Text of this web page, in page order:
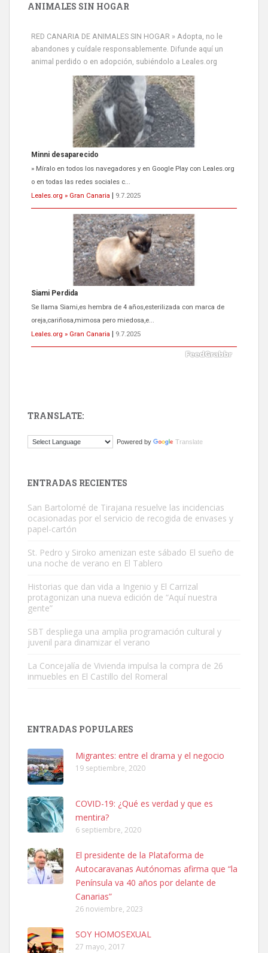
ANIMALES SIN HOGAR
RED CANARIA DE ANIMALES SIN HOGAR » Adopta, no le
abandones y cuídale responsablemente. Difunde aquí un
animal perdido o en adopción, subiéndolo a Leales.org
Siami Perdida
Se llama Siami,es hembra de 4 años,esterilizada con marca de
oreja,cariñosa,mimosa pero miedosa,e...
Leales.org » Gran Canaria
9.7.2025
ADOPCIÓN URGENTE GATA TEROR GRAN CANARIA
El ayuntamiento se va a llevar a Los Gatos callejeros de la zona los
próximos días, ella incluida...
Leales.org » Gran Canaria
9.7.2025
Este gato macho ha aparecido en la calle hace menos de un mes,
Busco adopción responsable para mi perra. Pastor alemán,
hembra, 4 años. Por motivos personales ...
Leales.org » Gran Canaria
Leales.org » Gran Canaria
Ninfa perdida
El día 5 se los perdió una ninfa papillera, asustada tiene miedo a la
calle, se perdió por la zon...
Leales.org » Gran Canaria
6.7.2025
TRANSLATE:
Powered by Translate
ENTRADAS RECIENTES
San Bartolomé de Tirajana resuelve las incidencias
ocasionadas por el servicio de recogida de envases y
papel-cartón
St. Pedro y Siroko amenizan este sábado El sueño de
una noche de verano en El Tablero
Historias que dan vida a Ingenio y El Carrizal
protagonizan una nueva edición de “Aquí nuestra
gente”
SBT despliega una amplia programación cultural y
juvenil para dinamizar el verano
La Concejalía de Vivienda impulsa la compra de 26
inmuebles en El Castillo del Romeral
ENTRADAS POPULARES
Migrantes: entre el drama y el negocio
19 septiembre, 2020
COVID-19: ¿Qué es verdad y que es
mentira?
6 septiembre, 2020
El presidente de la Plataforma de
Autocaravanas Autónomas afirma que “la
Península va 40 años por delante de
Canarias”
26 noviembre, 2023
SOY HOMOSEXUAL
27 mayo, 2017